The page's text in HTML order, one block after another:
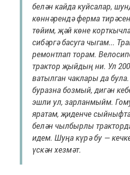
белән кайда куйсалар,
көннәрендә ферма
төйим, җәй көне
сибәргә басуга чыгам...
ремонтлап торам.
трактор җыйдың ни. Ул
ватылган чаклары да
буразна бозмый, дигән
эшли ул, зарланмыйм.
яратам, җиденче
белән чылбырлы
идем. Шуңа күрә бу —
үскән хезмәт.